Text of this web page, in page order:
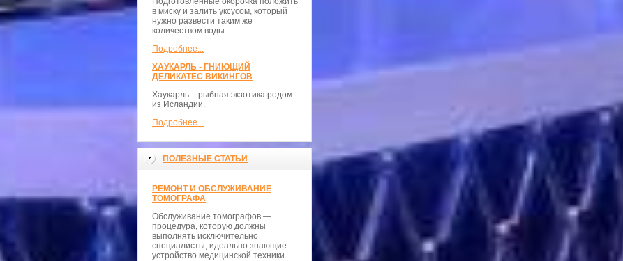
в миску и залить уксусом, который
нужно развести таким же
количеством воды.
Подробнее...
ХАУКАРЛЬ - ГНИЮЩИЙ
ДЕЛИКАТЕС ВИКИНГОВ
Хаукарль – рыбная экзотика родом
из Исландии.
Подробнее...
ПОЛЕЗНЫЕ СТАТЬИ
РЕМОНТ И ОБСЛУЖИВАНИЕ
ТОМОГРАФА
Обслуживание томографов —
процедура, которую должны
выполнять исключительно
специалисты, идеально знающие
устройство медицинской техники